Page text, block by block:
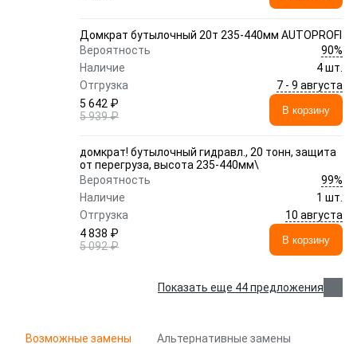
Домкрат бутылочный 20т 235-440мм AUTOPROFI
Вероятность
90%
Наличие
4 шт.
Отгрузка
7 - 9 августа
5 642 ₽
5 939 ₽
В корзину
домкрат! бутылочный гидравл., 20 тонн, защита
от перегруза, высота 235-440мм\
Вероятность
99%
Наличие
1 шт.
Отгрузка
10 августа
4 838 ₽
5 092 ₽
В корзину
Показать еще 44 предложения
Возможные замены Альтернативные замены